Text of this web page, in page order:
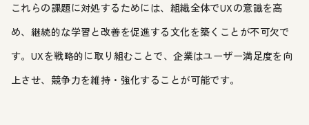
これらの課題に対処するためには、組織全体でUXの意識を高
め、継続的な学習と改善を促進する文化を築くことが不可欠で
す。UXを戦略的に取り組むことで、企業はユーザー満足度を向
上させ、競争力を維持・強化することが可能です。